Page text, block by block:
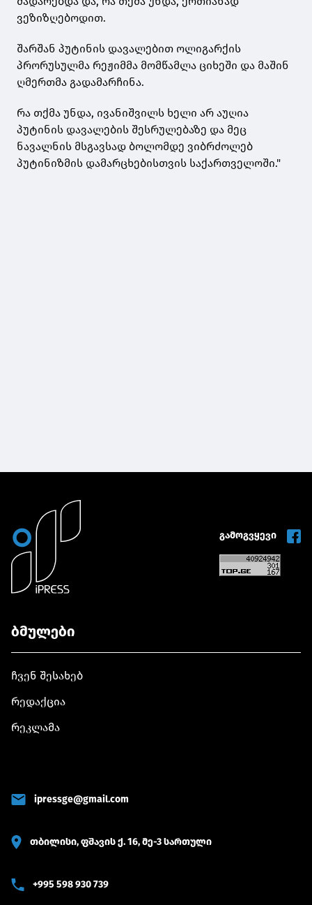
ვეზიზღებოდით.
შარშან პუტინის დავალებით ოლიგარქის
პრორუსულმა რეჟიმმა მომწამლა ციხეში და მაშინ
ღმერთმა გადამარჩინა.
რა თქმა უნდა, ივანიშვილს ხელი არ აუღია
პუტინის დავალების შესრულებაზე და მეც
ნავალნის მსგავსად ბოლომდე ვიბრძოლებ
პუტინიზმის დამარცხებისთვის საქართველოში."
გამოგვყევი
ბმულები
ჩვენ შესახებ
რედაქცია
რეკლამა
ipressge@gmail.com
თბილისი, ფშავის ქ. 16, მე-3 სართული
+995 598 930 739